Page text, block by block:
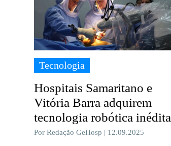
Tecnologia
Hospitais Samaritano e
Vitória Barra adquirem
tecnologia robótica inédita
Por Redação GeHosp | 12.09.2025